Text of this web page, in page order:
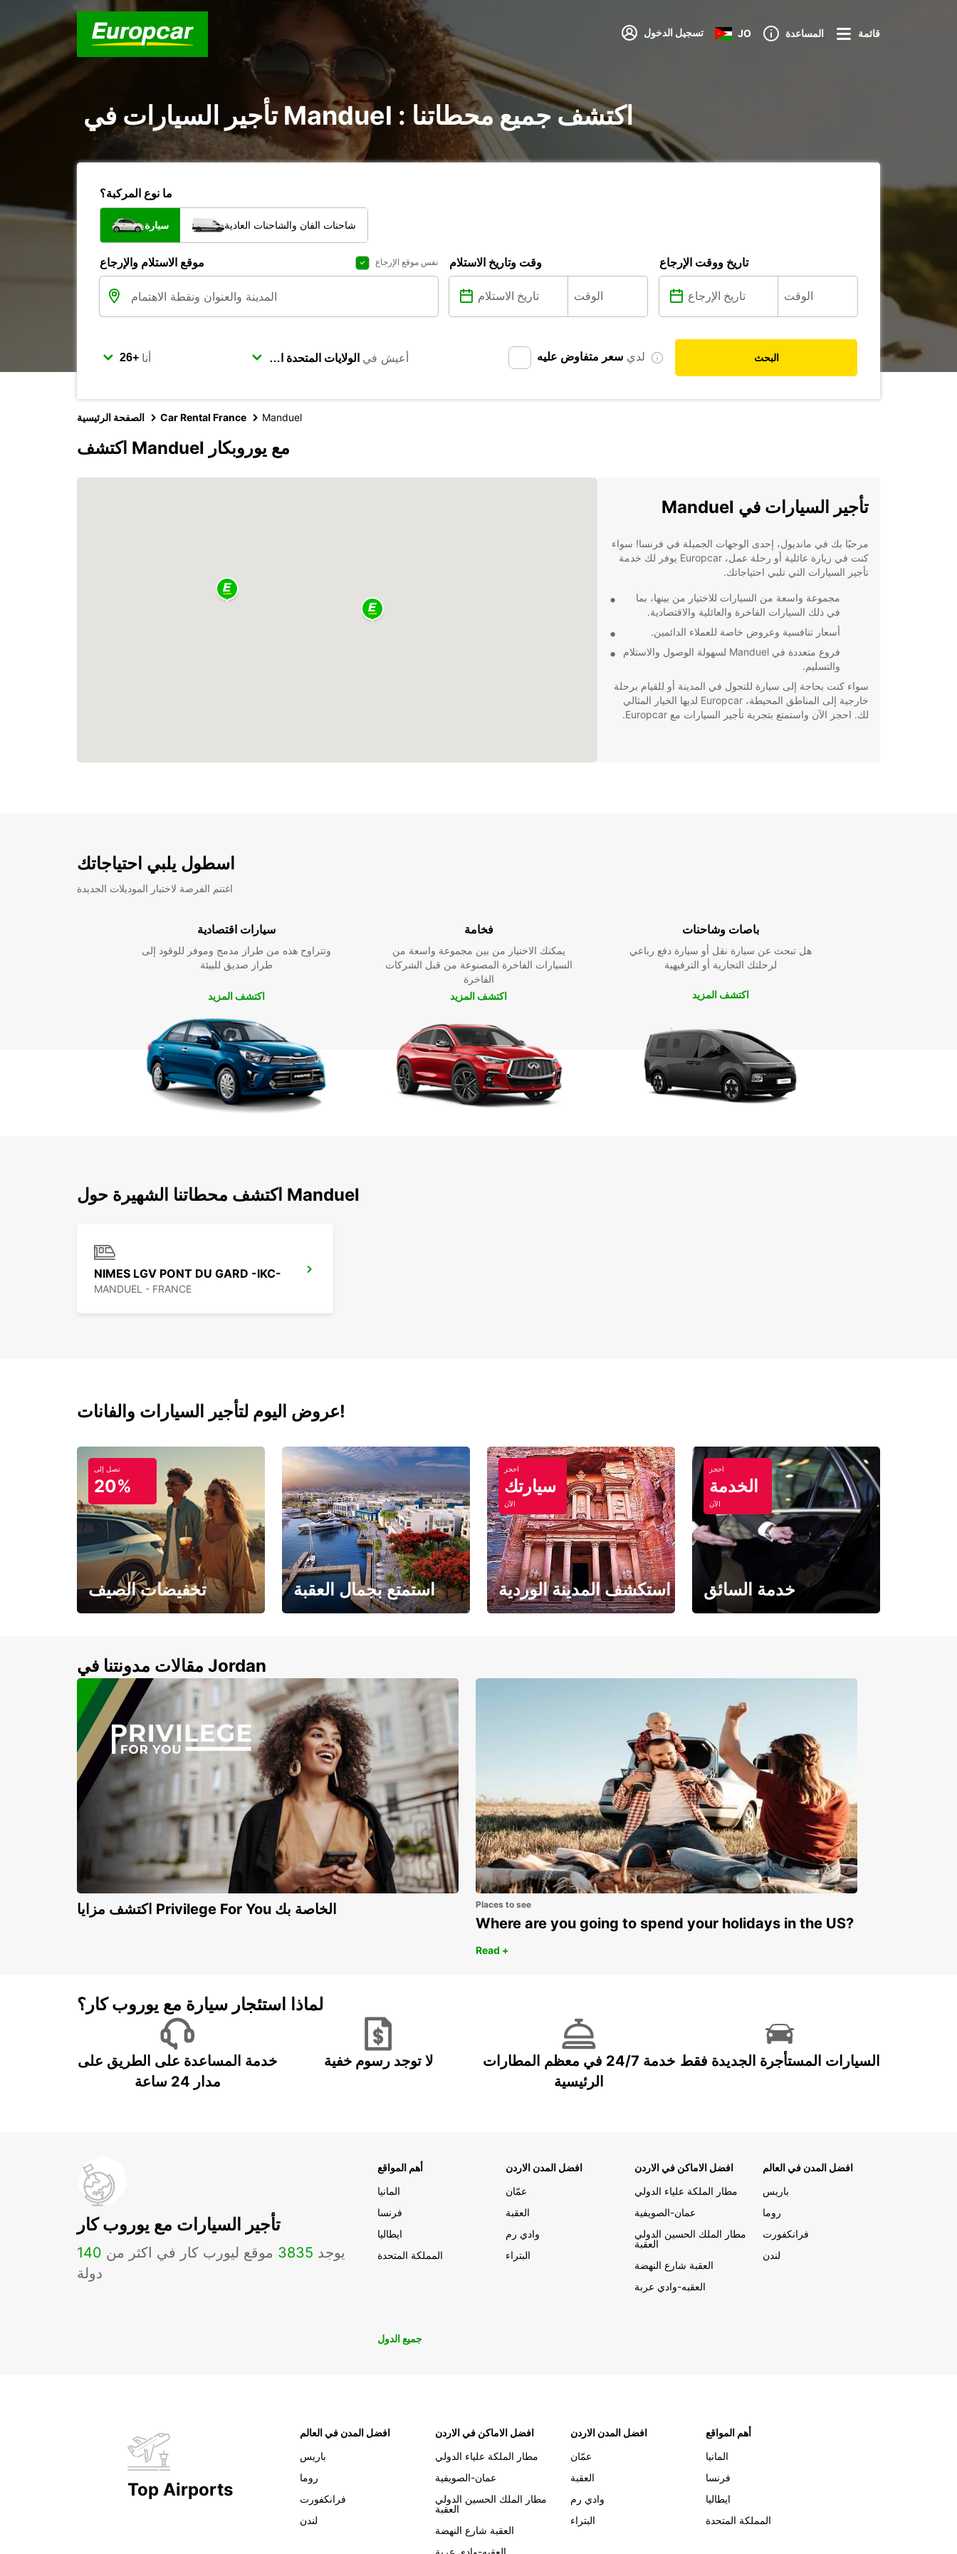
تسجيل الدخول JO المساعدة قائمة
تأجير السيارات في Manduel : اكتشف جميع محطاتنا
ما نوع المركبة؟
سيارة شاحنات الفان والشاحنات العادية
موقع الاستلام والإرجاع نفس موقع الإرجاع وقت وتاريخ الاستلام تاريخ ووقت الإرجاع
أنا أعيش في لدي سعر متفاوض عليه البحث
الصفحة الرئيسية Car Rental France Manduel
اكتشف Manduel مع يوروبكار
تأجير السيارات في Manduel
مرحبًا بك في مانديول، إحدى الوجهات الجميلة في فرنسا! سواء
كنت في زيارة عائلية أو رحلة عمل، Europcar يوفر لك خدمة
تأجير السيارات التي تلبي احتياجاتك.
مجموعة واسعة من السيارات للاختيار من بينها، بما
في ذلك السيارات الفاخرة والعائلية والاقتصادية.
أسعار تنافسية وعروض خاصة للعملاء الدائمين.
فروع متعددة في Manduel لسهولة الوصول والاستلام
والتسليم.
سواء كنت بحاجة إلى سيارة للتجول في المدينة أو للقيام برحلة
خارجية إلى المناطق المحيطة، Europcar لديها الخيار المثالي
لك. احجز الآن واستمتع بتجربة تأجير السيارات مع Europcar.
اسطول يلبي احتياجاتك
اغتنم الفرصة لاختبار الموديلات الجديدة
سيارات اقتصادية
وتتراوح هذه من طراز مدمج وموفر للوقود إلى
طراز صديق للبيئة
اكتشف المزيد
فخامة
يمكنك الاختيار من بين مجموعة واسعة من
السيارات الفاخرة المصنوعة من قبل الشركات
الفاخرة
اكتشف المزيد
باصات وشاحنات
هل تبحث عن سيارة نقل أو سيارة دفع رباعي
لرحلتك التجارية أو الترفيهية
اكتشف المزيد
اكتشف محطاتنا الشهيرة حول Manduel
NIMES LGV PONT DU GARD -IKC-
MANDUEL - FRANCE
عروض اليوم لتأجير السيارات والفانات!
تصل إلى
20%
تخفيضات الصيف استمتع بجمال العقبة
احجز
سيارتك
الآن
استكشف المدينة الوردية
احجز
الخدمة
الآن
خدمة السائق
مقالات مدونتنا في Jordan
اكتشف مزايا Privilege For You الخاصة بك Places to see
Where are you going to spend your holidays in the US?
Read +
لماذا استئجار سيارة مع يوروب كار؟
خدمة المساعدة على الطريق على
مدار 24 ساعة
لا توجد رسوم خفية
خدمة 24/7 في معظم المطارات
الرئيسية
السيارات المستأجرة الجديدة فقط
تأجير السيارات مع يوروب كار
يوجد 3835 موقع ليورب كار في اكثر من 140
دولة
أهم المواقع
المانيا
فرنسا
ايطاليا
المملكة المتحدة
افضل المدن الاردن
عمّان
العقبة
وادي رم
البتراء
افضل الاماكن في الاردن
مطار الملكة علياء الدولي
عمان-الصويفية
مطار الملك الحسين الدولي
العقبة
العقبة شارع النهضة
العقبه-وادي عربة
افضل المدن في العالم
باريس
روما
فرانكفورت
لندن
جميع الدول
Top Airports
افضل المدن في العالم
باريس
روما
فرانكفورت
لندن
افضل الاماكن في الاردن
مطار الملكة علياء الدولي
عمان-الصويفية
مطار الملك الحسين الدولي
العقبة
العقبة شارع النهضة
العقبه-وادي عربة
افضل المدن الاردن
عمّان
العقبة
وادي رم
البتراء
أهم المواقع
المانيا
فرنسا
ايطاليا
المملكة المتحدة